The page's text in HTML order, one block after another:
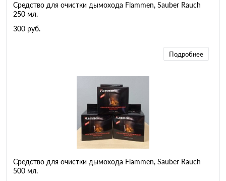
Средство для очистки дымохода Flammen, Sauber Rauch
250 мл.
300 руб.
Подробнее
Средство для очистки дымохода Flammen, Sauber Rauch
500 мл.